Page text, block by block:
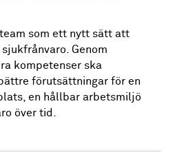
som ett nytt sätt att
Genom
kompetenser ska
förutsättningar för en
en hållbar arbetsmiljö
över tid.